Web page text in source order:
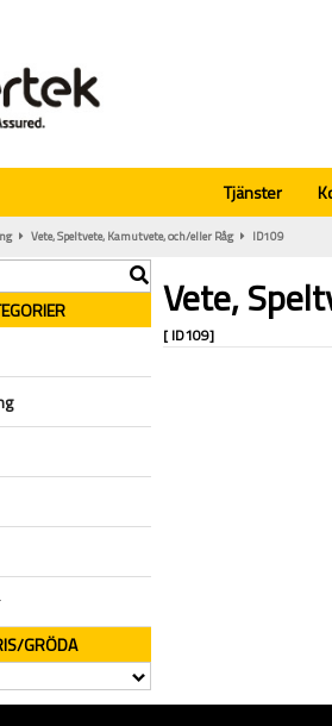
Tjänster
Vete, Speltvete, Kamutvete, och/eller Råg ID109
GRÖDA
Vete,
[ ID109]